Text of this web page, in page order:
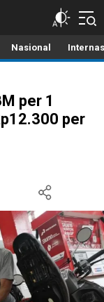
Nasional
per 1
per